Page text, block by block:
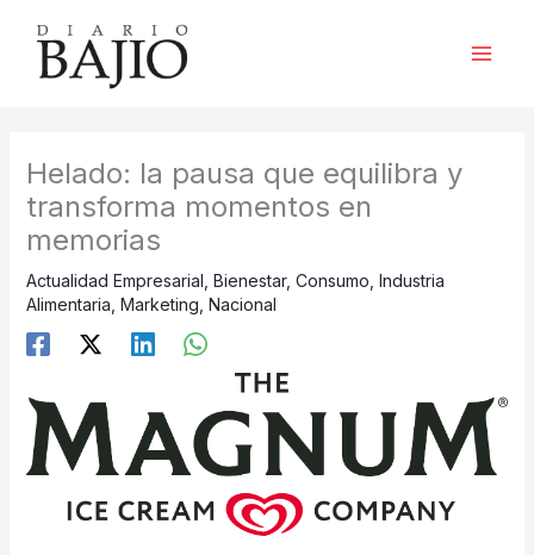
contenido
Helado: la pausa que equilibra y
transforma momentos en
memorias
Actualidad Empresarial Bienestar, Consumo Industria
Alimentaria Marketing Nacional